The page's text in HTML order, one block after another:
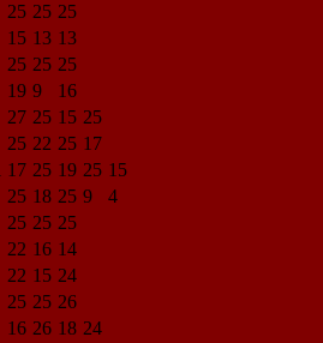
25 25 25
15 13 13
25 25 25
19 9
16
27 25 15 25
25 22 25 17
17 25 19 25 15
25 18 25 9
4
25 25 25
22 16 14
22 15 24
25 25 26
16 26 18 24